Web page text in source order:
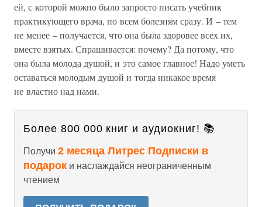
ей, с которой можно было запросто писать учебник
практикующего врача, по всем болезням сразу. И – тем
не менее – получается, что она была здоровее всех их,
вместе взятых. Спрашивается: почему? Да потому, что
она была молода душой, и это самое главное! Надо уметь
оставаться молодым душой и тогда никакое время
не властно над нами.
Более 800 000 книг и аудиокниг! 📚
Получи 2 месяца Литрес Подписки в
подарок и наслаждайся неограниченным
чтением